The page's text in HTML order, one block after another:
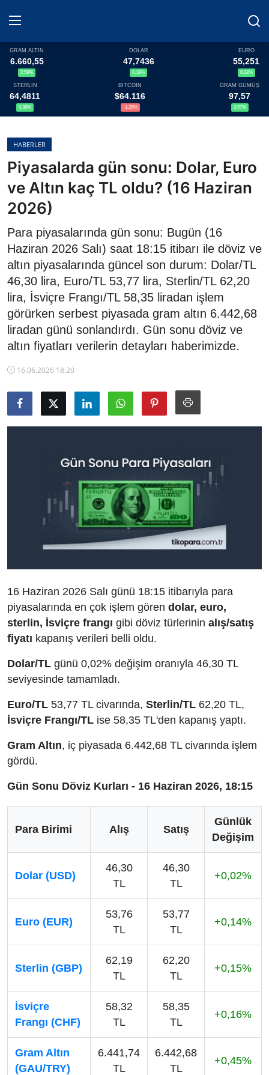
Haberler
Döviz
Altın Fiyatları
Döviz Kurları
Fonlar
Kripto Paralar
Çeviriciler
TCMB Kurları
Emtia Fiyatları
Kapalı Çarşı
Şirket Haberleri
GRAM ALTIN
6.660,55
2,59%
DOLAR
47,7436
0,18%
EURO
55,251
0,32%
STERLİN
64,4811
0,38%
BITCOIN
$64.116
-1,26%
GRAM GÜMÜŞ
97,57
3,57%
HABERLER
Piyasalarda gün sonu: Dolar, Euro
ve Altın kaç TL oldu? (16 Haziran
2026)
Para piyasalarında gün sonu: Bugün (16
Haziran 2026 Salı) saat 18:15 itibarı ile döviz ve
altın piyasalarında güncel son durum: Dolar/TL
46,30 lira, Euro/TL 53,77 lira, Sterlin/TL 62,20
lira, İsviçre Frangı/TL 58,35 liradan işlem
görürken serbest piyasada gram altın 6.442,68
liradan günü sonlandırdı. Gün sonu döviz ve
altın fiyatları verilerin detayları haberimizde.
16.06.2026 18:20
16 Haziran 2026 Salı günü 18:15 itibarıyla para
piyasalarında en çok işlem gören dolar, euro,
sterlin, İsviçre frangı gibi döviz türlerinin alış/satış
fiyatı kapanış verileri belli oldu.
Dolar/TL günü 0,02% değişim oranıyla 46,30 TL
seviyesinde tamamladı.
Euro/TL 53,77 TL civarında, Sterlin/TL 62,20 TL,
İsviçre Frangı/TL ise 58,35 TL'den kapanış yaptı.
Gram Altın, iç piyasada 6.442,68 TL civarında işlem
gördü.
Gün Sonu Döviz Kurları - 16 Haziran 2026, 18:15
Para Birimi Alış Satış
Günlük
Değişim
Dolar (USD)
46,30
TL
46,30
TL
+0,02%
Euro (EUR)
53,76
TL
53,77
TL
+0,14%
Sterlin (GBP)
62,19
TL
62,20
TL
+0,15%
İsviçre
Frangı (CHF)
58,32
TL
58,35
TL
+0,16%
Gram Altın
(GAU/TRY)
6.441,74
TL
6.442,68
TL
+0,45%